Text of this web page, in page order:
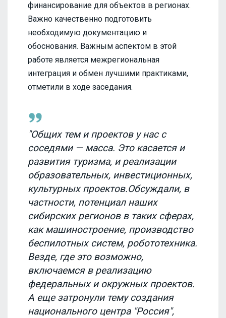
финансирование для объектов в регионах.
Важно качественно подготовить
необходимую документацию и
обоснования. Важным аспектом в этой
работе является межрегиональная
интеграция и обмен лучшими практиками,
отметили в ходе заседания.
"Общих тем и проектов у нас с
соседями — масса. Это касается и
развития туризма, и реализации
образовательных, инвестиционных,
культурных проектов.Обсуждали, в
частности, потенциал наших
сибирских регионов в таких сферах,
как машиностроение, производство
беспилотных систем, робототехника.
Везде, где это возможно,
включаемся в реализацию
федеральных и окружных проектов.
А еще затронули тему создания
национального центра "Россия",